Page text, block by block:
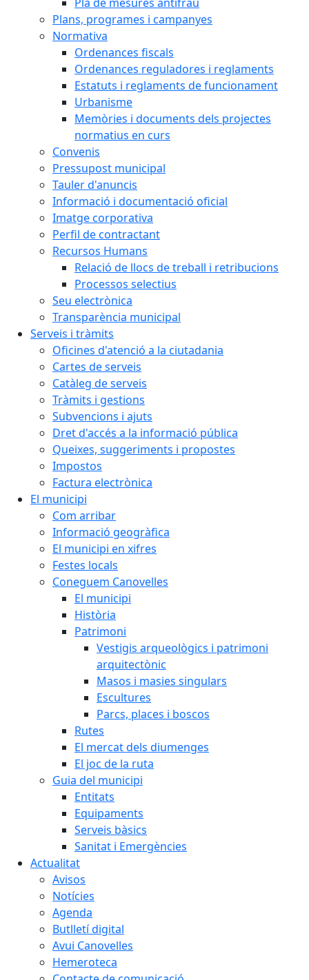
Plans, programes i campanyes
Normativa
Ordenances fiscals
Ordenances reguladores i reglaments
Estatuts i reglaments de funcionament
Urbanisme
Memòries i documents dels projectes
normatius en curs
Convenis
Pressupost municipal
Tauler d'anuncis
Informació i documentació oficial
Imatge corporativa
Perfil de contractant
Recursos Humans
Relació de llocs de treball i retribucions
Processos selectius
Seu electrònica
Transparència municipal
Serveis i tràmits
Oficines d'atenció a la ciutadania
Cartes de serveis
Catàleg de serveis
Tràmits i gestions
Subvencions i ajuts
Dret d'accés a la informació pública
Queixes, suggeriments i propostes
Impostos
Factura electrònica
El municipi
Com arribar
Informació geogràfica
El municipi en xifres
Festes locals
Coneguem Canovelles
El municipi
Història
Patrimoni
Vestigis arqueològics i patrimoni
arquitectònic
Masos i masies singulars
Escultures
Parcs, places i boscos
Rutes
El mercat dels diumenges
El joc de la ruta
Guia del municipi
Entitats
Equipaments
Serveis bàsics
Sanitat i Emergències
Actualitat
Avisos
Notícies
Agenda
Butlletí digital
Avui Canovelles
Hemeroteca